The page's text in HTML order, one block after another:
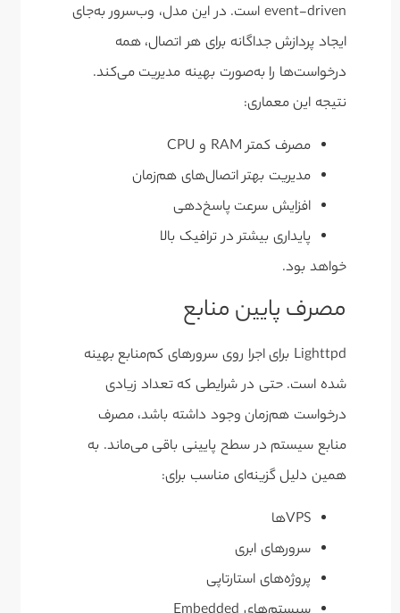
event-driven است. در این مدل، وب‌سرور به‌جای
ایجاد پردازش جداگانه برای هر اتصال، همه
درخواست‌ها را به‌صورت بهینه مدیریت می‌کند.
نتیجه این معماری:
مصرف کمتر RAM و CPU
مدیریت بهتر اتصال‌های هم‌زمان
افزایش سرعت پاسخ‌دهی
پایداری بیشتر در ترافیک بالا
خواهد بود.
مصرف پایین منابع
Lighttpd برای اجرا روی سرورهای کم‌منابع بهینه
شده است. حتی در شرایطی که تعداد زیادی
درخواست هم‌زمان وجود داشته باشد، مصرف
منابع سیستم در سطح پایینی باقی می‌ماند. به
همین دلیل گزینه‌ای مناسب برای:
VPSها
سرورهای ابری
پروژه‌های استارتاپی